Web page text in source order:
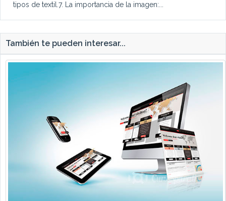
tipos de textil.7. La importancia de la imagen:...
También te pueden interesar...